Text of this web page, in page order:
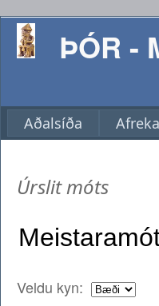
ÞÓR -
Aðalsíða
Úrslit móts
Veldu kyn: